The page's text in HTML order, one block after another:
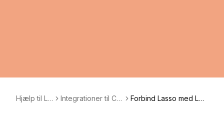
Hjælp til La
Integrationer til CR
Forbind Lasso med Lea